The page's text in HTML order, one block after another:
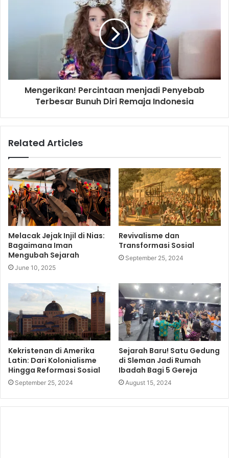
Mengerikan! Percintaan menjadi Penyebab
Terbesar Bunuh Diri Remaja Indonesia
Related Articles
Melacak Jejak Injil di Nias:
Bagaimana Iman
Mengubah Sejarah
June 10, 2025
Revivalisme dan
Transformasi Sosial
September 25, 2024
Kekristenan di Amerika
Latin: Dari Kolonialisme
Hingga Reformasi Sosial
September 25, 2024
Sejarah Baru! Satu Gedung
di Sleman Jadi Rumah
Ibadah Bagi 5 Gereja
August 15, 2024